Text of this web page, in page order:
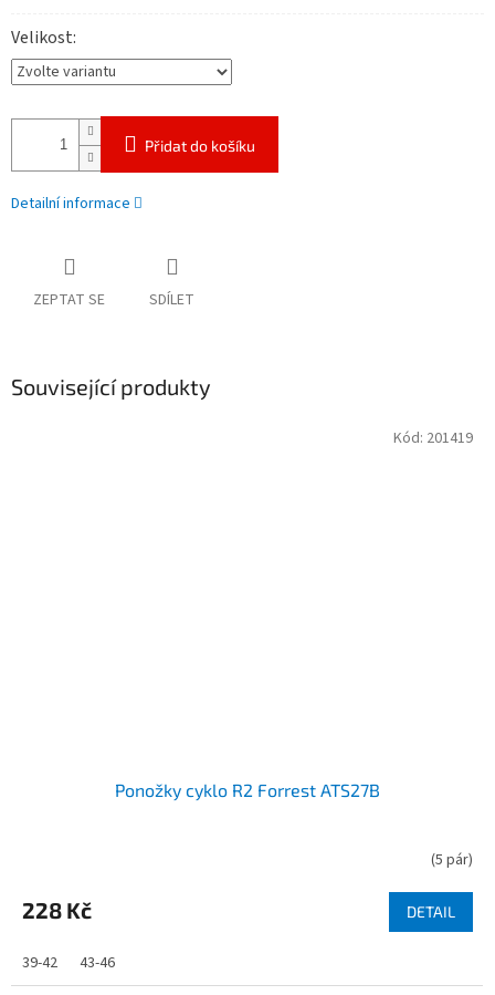
Velikost
Přidat do košíku
Detailní informace
ZEPTAT SE SDÍLET
Související produkty
Ponožky cyklo R2 Forrest ATS27B
(5 pár)
228 Kč DETAIL
39-42 43-46
Kód: 201419